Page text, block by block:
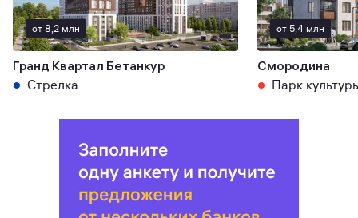
от 8,2 млн
Гранд Квартал Бетанкур
Стрелка
от 5,4 млн
Смородина
Парк